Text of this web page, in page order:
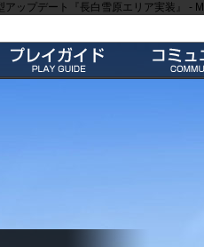
アップデート『長白雪原エリア実装』 -
師団＆友だ
公式
ファ
ファ
M2オリ
師団ラ